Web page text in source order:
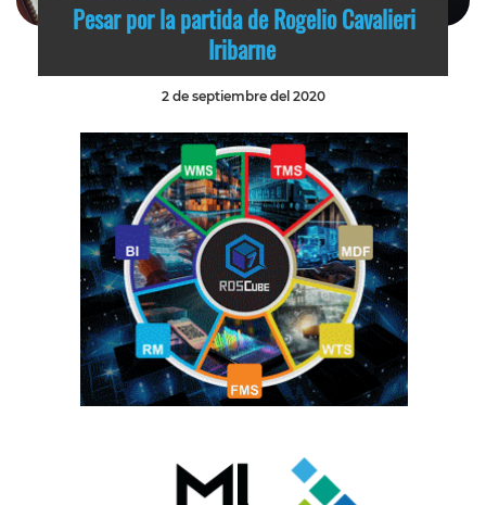
Pesar por la partida de Rogelio Cavalieri
Iribarne
2 de septiembre del 2020